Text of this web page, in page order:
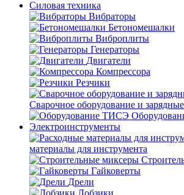
Силовая техника
Вибраторы
Бетономешалки
Виброплиты
Генераторы
Двигатели
Компрессора
Резчики
Сварочное оборудование и
Электроинструменты
материалы для инструмента
Гайковерты
Дрели
Лобзики